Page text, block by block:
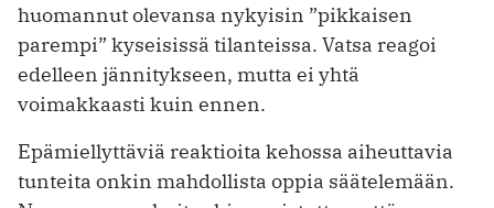
huomannut olevansa nykyisin ”pikkaisen
parempi” kyseisissä tilanteissa. Vatsa reagoi
edelleen jännitykseen, mutta ei yhtä
voimakkaasti kuin ennen.
Epämiellyttäviä reaktioita kehossa aiheuttavia
tunteita onkin mahdollista oppia säätelemään.